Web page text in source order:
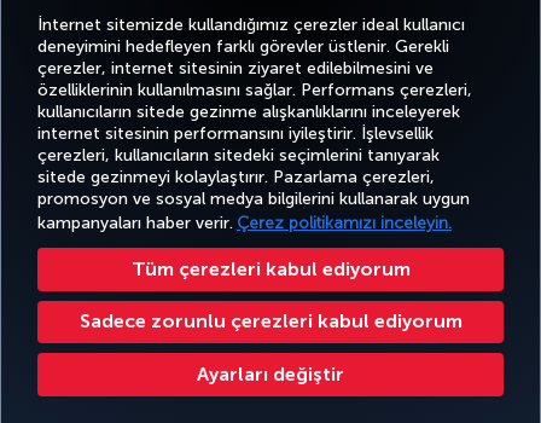
İnternet sitemizde kullandığımız çerezler ideal kullanıcı
deneyimini hedefleyen farklı görevler üstlenir. Gerekli
çerezler, internet sitesinin ziyaret edilebilmesini ve
özelliklerinin kullanılmasını sağlar. Performans çerezleri,
kullanıcıların sitede gezinme alışkanlıklarını inceleyerek
internet sitesinin performansını iyileştirir. İşlevsellik
çerezleri, kullanıcıların sitedeki seçimlerini tanıyarak
sitede gezinmeyi kolaylaştırır. Pazarlama çerezleri,
promosyon ve sosyal medya bilgilerini kullanarak uygun
kampanyaları haber verir. Çerez politikamızı inceleyin.
Tüm çerezleri kabul ediyorum
Sadece zorunlu çerezleri kabul ediyorum
Ayarları değiştir
TwitterFacebook
Instagram
YoutubeLinkedIn
TiktokBlogPinterest
BİLET
AL VE
YÖNET
DENEYİM
FIRSATLAR
VE UÇUŞ
NOKTALARI
YARDIM
TURKISH
AIRLINES
HOLIDAYS
MILES&SMILES
Bilgi Toplumu Hizmetleri Erişilebilirlik Gizlilik ve Çerez Politikası Yasal Uyarı Yolcu Hakları
Çerez Ayarlarını Değiştir
Türk Hava Yolları A.O. Her hakkı saklıdır. © 1996 - 2025